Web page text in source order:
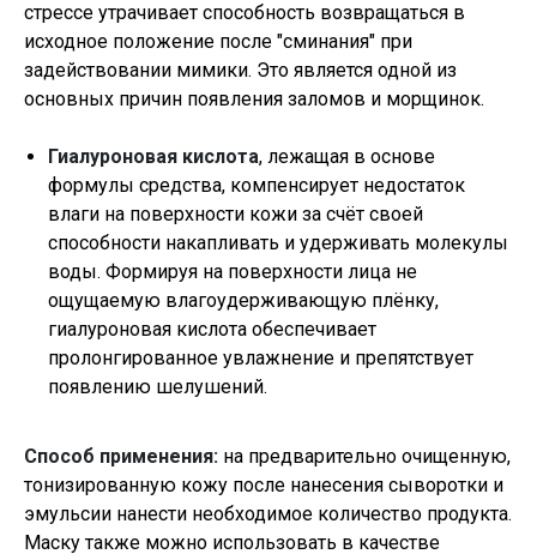
стрессе утрачивает способность возвращаться в
исходное положение после "сминания" при
задействовании мимики. Это является одной из
основных причин появления заломов и морщинок.
Гиалуроновая кислота, лежащая в основе
формулы средства, компенсирует недостаток
влаги на поверхности кожи за счёт своей
способности накапливать и удерживать молекулы
воды. Формируя на поверхности лица не
ощущаемую влагоудерживающую плёнку,
гиалуроновая кислота обеспечивает
пролонгированное увлажнение и препятствует
появлению шелушений.
Способ применения: на предварительно очищенную,
тонизированную кожу после нанесения сыворотки и
эмульсии нанести необходимое количество продукта.
Маску также можно использовать в качестве